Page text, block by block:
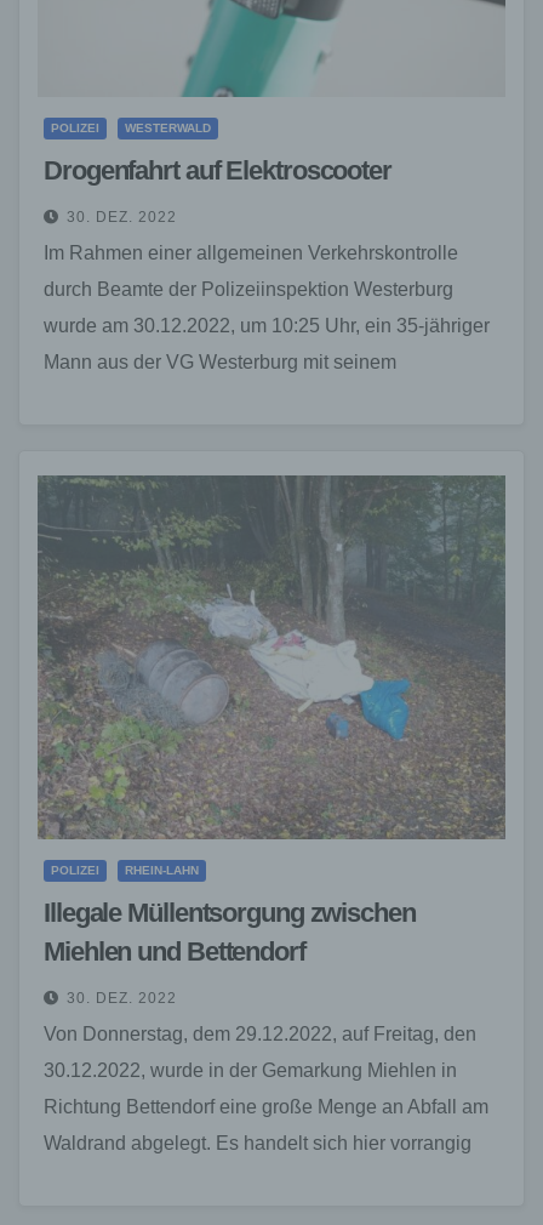
POLIZEI WESTERWALD
Drogenfahrt auf Elektroscooter
30. DEZ. 2022
Im Rahmen einer allgemeinen Verkehrskontrolle
durch Beamte der Polizeiinspektion Westerburg
wurde am 30.12.2022, um 10:25 Uhr, ein 35-jähriger
Mann aus der VG Westerburg mit seinem
POLIZEI RHEIN-LAHN
Illegale Müllentsorgung zwischen
Miehlen und Bettendorf
30. DEZ. 2022
Von Donnerstag, dem 29.12.2022, auf Freitag, den
30.12.2022, wurde in der Gemarkung Miehlen in
Richtung Bettendorf eine große Menge an Abfall am
Waldrand abgelegt. Es handelt sich hier vorrangig